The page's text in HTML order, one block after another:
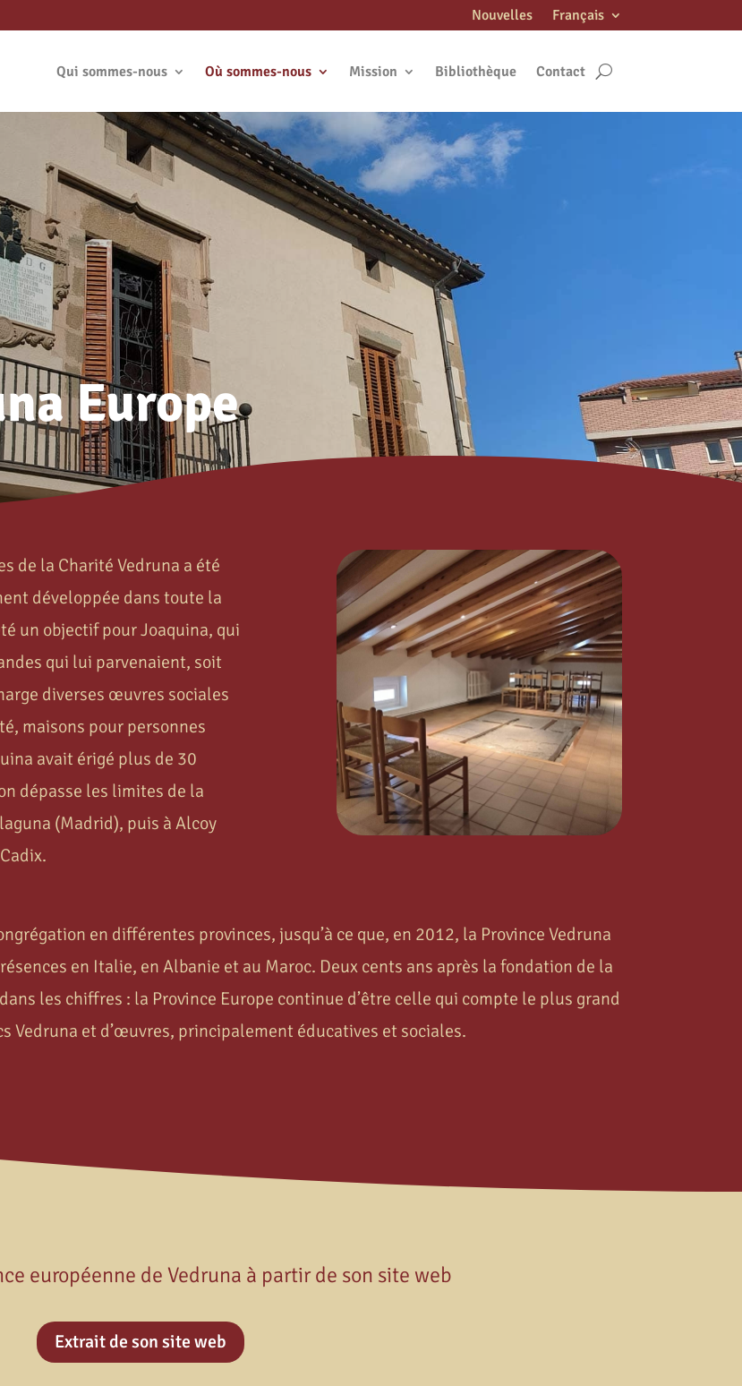
Nouvelles Français
Qui sommes-nous Où sommes-nous Mission Bibliothèque Contact
Europe
de la Charité Vedruna a été
développée dans toute la
un objectif pour Joaquina, qui
qui lui parvenaient, soit
diverses œuvres sociales
maisons pour personnes
avait érigé plus de 30
dépasse les limites de la
(Madrid), puis à Alcoy
en différentes provinces, jusqu’à ce que, en 2012, la Province Vedruna
en Italie, en Albanie et au Maroc. Deux cents ans après la fondation de la
les chiffres : la Province Europe continue d’être celle qui compte le plus grand
Vedruna et d’œuvres, principalement éducatives et sociales.
européenne de Vedruna à partir de son site web
Extrait de son site web